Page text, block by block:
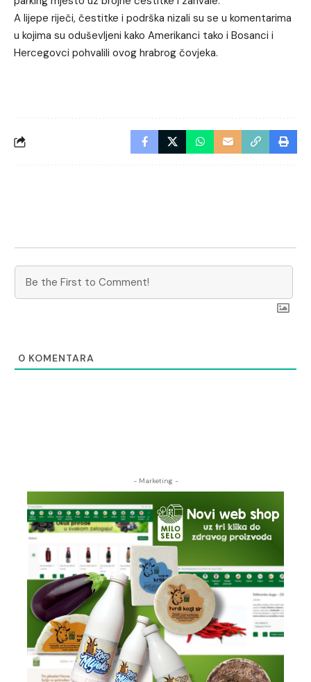
A lijepe riječi, čestitke i podrška nizali su se u komentarima
u kojima su oduševljeni kako Amerikanci tako i Bosanci i
Hercegovci pohvalili ovog hrabrog čovjeka.
0 KOMENTARA
- Marketing -